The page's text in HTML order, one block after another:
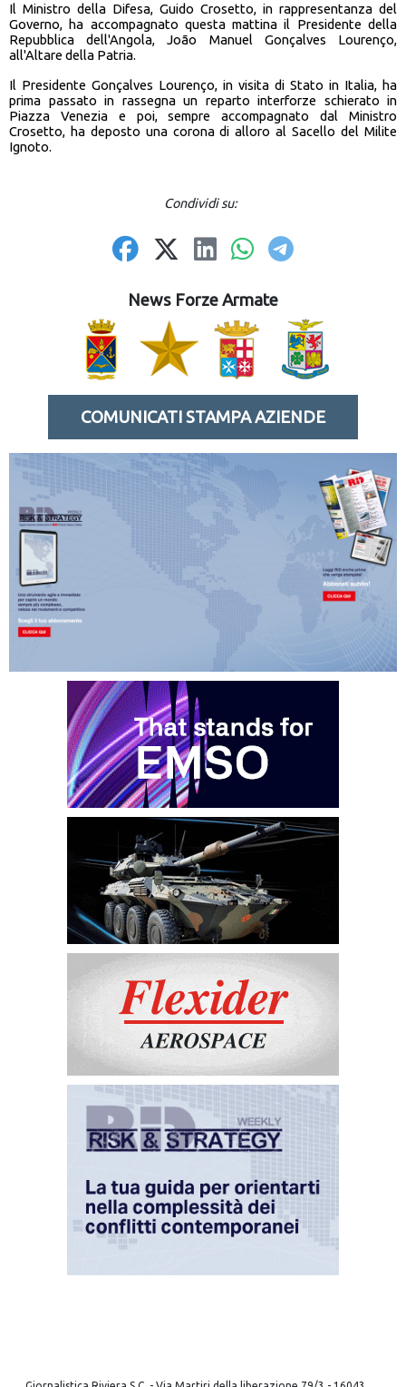
Il Ministro della Difesa, Guido Crosetto, in rappresentanza del
Governo, ha accompagnato questa mattina il Presidente della
Repubblica dell'Angola, João Manuel Gonçalves Lourenço,
all'Altare della Patria.
Il Presidente Gonçalves Lourenço, in visita di Stato in Italia, ha
prima passato in rassegna un reparto interforze schierato in
Piazza Venezia e poi, sempre accompagnato dal Ministro
Crosetto, ha deposto una corona di alloro al Sacello del Milite
Ignoto.
Condividi su:
News Forze Armate
COMUNICATI STAMPA AZIENDE